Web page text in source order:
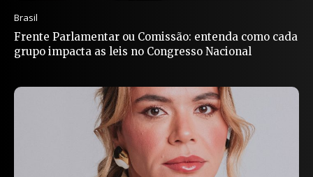
Brasil
Frente Parlamentar ou Comissão: entenda como cada
grupo impacta as leis no Congresso Nacional